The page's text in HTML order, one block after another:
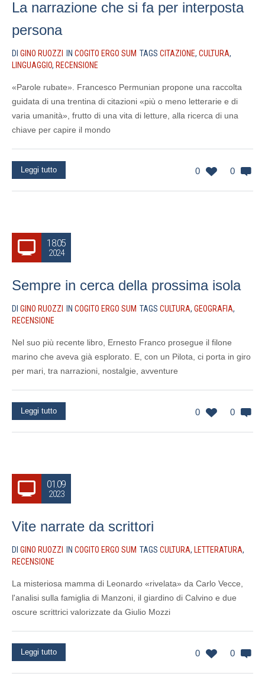
La narrazione che si fa per interposta
persona
DI GINO RUOZZI IN COGITO ERGO SUM TAGS CITAZIONE, CULTURA,
LINGUAGGIO, RECENSIONE
«Parole rubate». Francesco Permunian propone una raccolta
guidata di una trentina di citazioni «più o meno letterarie e di
varia umanità», frutto di una vita di letture, alla ricerca di una
chiave per capire il mondo
0 0
Leggi tutto
18.05
2024
Sempre in cerca della prossima isola
DI GINO RUOZZI IN COGITO ERGO SUM TAGS CULTURA, GEOGRAFIA,
RECENSIONE
Nel suo più recente libro, Ernesto Franco prosegue il filone
marino che aveva già esplorato. E, con un Pilota, ci porta in giro
per mari, tra narrazioni, nostalgie, avventure
0 0
Leggi tutto
01.09
2023
Vite narrate da scrittori
DI GINO RUOZZI IN COGITO ERGO SUM TAGS CULTURA, LETTERATURA,
RECENSIONE
La misteriosa mamma di Leonardo «rivelata» da Carlo Vecce,
l'analisi sulla famiglia di Manzoni, il giardino di Calvino e due
oscure scrittrici valorizzate da Giulio Mozzi
0 0
Leggi tutto